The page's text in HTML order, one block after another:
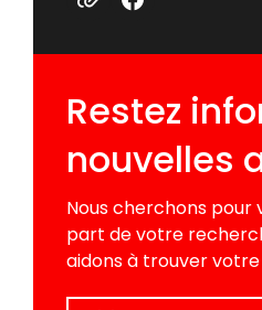
Restez
nouvelles
Nous cherchons pour
part de votre
aidons à trouver